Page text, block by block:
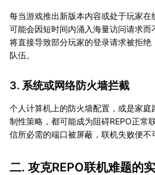
每当游戏推出新版本内容或处于玩家在
可能会因短时间内涌入海量访问请求
将直接导致部分玩家的登录请求被拒
队伍。
3. 系统或网络防火墙拦截
个人计算机上的防火墙配置，或是家
制性策略，都可能成为阻碍REPO正常
信所必需的端口被屏蔽，联机失败便不
二. 攻克REPO联机难题的